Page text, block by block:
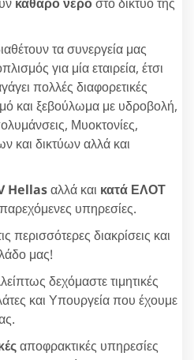
τα συνεργεία μας
για μία εταιρεία, έτσι
πολλές διαφορετικές
και ξεβούλωμα με υδροβολή,
Μυοκτονίες,
και δικτύων αλλά και
Hellasαλλά και κατά ΕΛΟΤ
υπηρεσίες.
περισσότερες διακρίσεις και
μας!
δεχόμαστε τιμητικές
και Υπουργεία που έχουμε
αποφρακτικές υπηρεσίες